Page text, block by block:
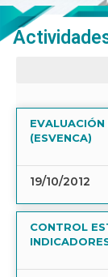
(ESVENCA)
19/10/2012
CONTROL